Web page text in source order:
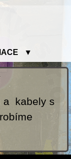
▼
a kabely s